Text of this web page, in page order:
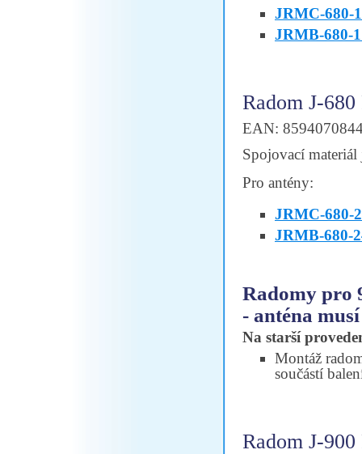
JRMC-680-
JRMB-680-
Radom J-680
EAN:
Spojovací materiál
Pro antény:
JRMC-680-
JRMB-680-
Radomy pro
- anténa
Na starší
Montáž
součástí
Radom J-900